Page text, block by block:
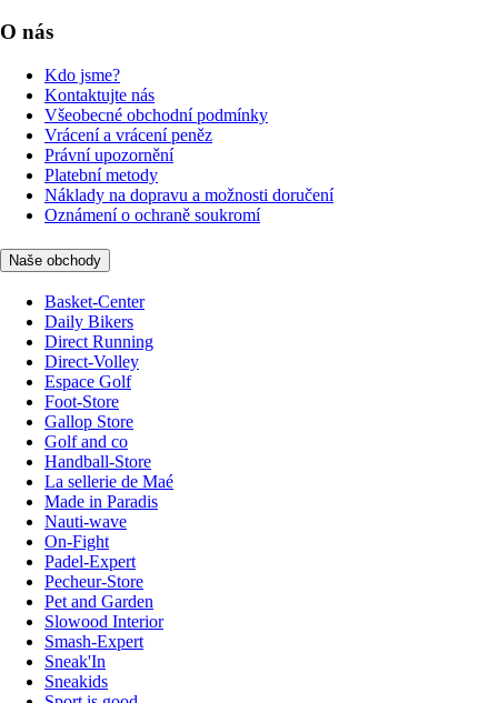
O nás
Kdo jsme?
Kontaktujte nás
Všeobecné obchodní podmínky
Vrácení a vrácení peněz
Právní upozornění
Platební metody
Náklady na dopravu a možnosti doručení
Oznámení o ochraně soukromí
Naše obchody
Basket-Center
Daily Bikers
Direct Running
Direct-Volley
Espace Golf
Foot-Store
Gallop Store
Golf and co
Handball-Store
La sellerie de Maé
Made in Paradis
Nauti-wave
On-Fight
Padel-Expert
Pecheur-Store
Pet and Garden
Slowood Interior
Smash-Expert
Sneak'In
Sneakids